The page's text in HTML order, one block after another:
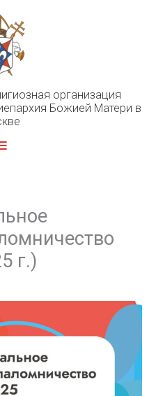
организация
Божией Матери в
г.)